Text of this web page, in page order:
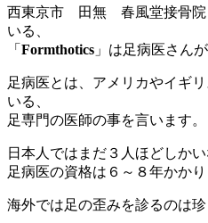
西東京市 田無 春風堂接骨院
いる、
「 Formthotics 」は足病医さん
足病医とは、アメリカやイギ
いる、
足専門の医師の事を言います。
日本人ではまだ３人ほどしかい
足病医の資格は６～８年かかり
海外では足の歪みを診るのは珍